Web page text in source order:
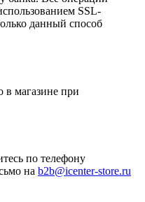
SSL-
данный способ
в магазине при
по телефону
на b2b@icenter-store.ru